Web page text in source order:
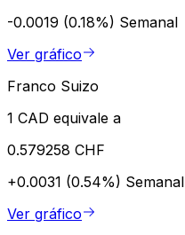
-0.0019 (0.18%) Semanal
Ver gráfico
Franco Suizo
1 CAD equivale a
0.579258 CHF
+0.0031 (0.54%) Semanal
Ver gráfico